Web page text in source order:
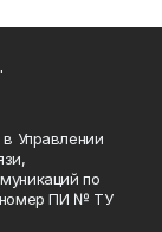
в Управлении
по
номер ПИ № ТУ